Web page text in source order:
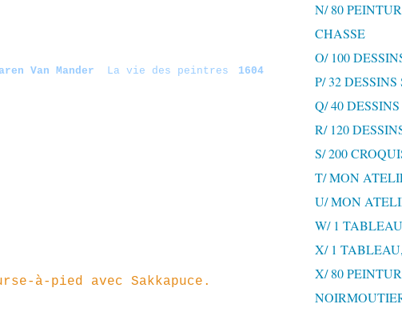
Van Mander La vie des peintres 1604
à-pied avec Sakkapuce.
N/ 80
CHASSE
O/ 100
P/ 32
Q/ 40
R/ 120
S/ 200
T/ MON
U/ MON
W/ 1
X/ 1
X/ 80